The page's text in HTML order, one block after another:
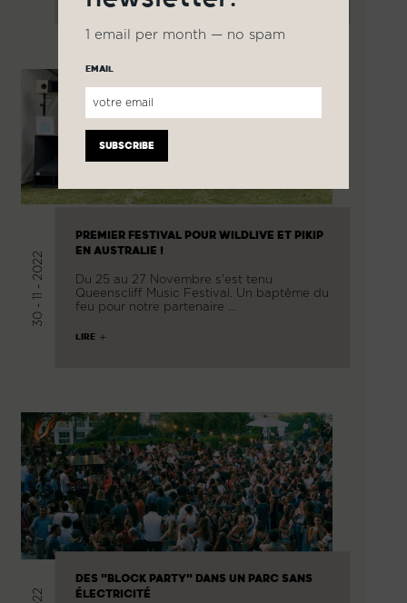
30 - 11 - 2022
PREMIER FESTIVAL POUR WILDLIVE ET PIKIP
EN AUSTRALIE !
Du 25 au 27 Novembre s'est tenu
Queenscliff Music Festival. Un baptême du
feu pour notre partenaire …
LIRE
DES "BLOCK PARTY" DANS UN PARC SANS
ÉLECTRICITÉ
1 email per month — no spam
EMAIL